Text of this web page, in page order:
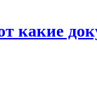
какие